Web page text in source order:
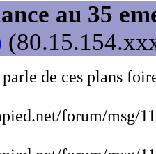
au 35
de ces plans
forum/msg/